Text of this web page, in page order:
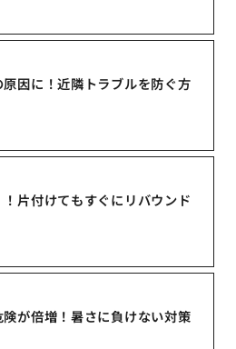
因に！近隣トラブルを防ぐ方
片付けてもすぐにリバウンド
が倍増！暑さに負けない対策